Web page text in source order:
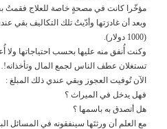
مؤخّرا كانت في مصحةٍ خاصة للعلاج فقمتُ
وبعد أن غادرَتها وأدّيتُ تلك التكاليف بقي
(1000 دولار).
وكنت أُنفق منه عليها بحسب احتياجاتها ولا
تستغلان عطف الناس لجمع المال وتأخذانه!…
الآن تُوفيت العجوز وبقي عندي ذلك المبلغ :
فهل يدخل في الميراث ؟
هل أتصدق به باسمها ؟
مع العلم أن ورثتَها سينفقونه في المسائل